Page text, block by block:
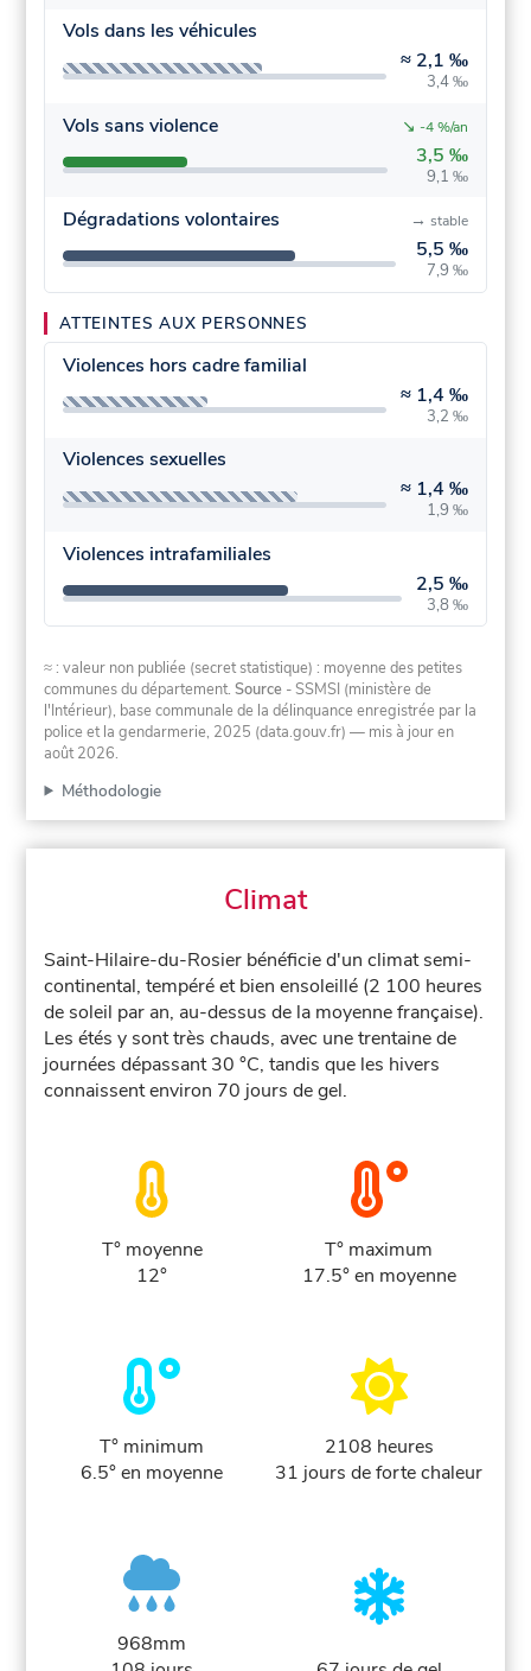
Vols dans les véhicules
≈ 2,1 ‰
3,4 ‰
Vols sans violence
3,5 ‰
9,1 ‰
↘ -4 %/an
Dégradations volontaires
5,5 ‰
7,9 ‰
→ stable
ATTEINTES AUX PERSONNES
Violences hors cadre familial
≈ 1,4 ‰
3,2 ‰
Violences sexuelles
≈ 1,4 ‰
1,9 ‰
Violences intrafamiliales
2,5 ‰
3,8 ‰
≈ : valeur non publiée (secret statistique) : moyenne des petites
communes du département.Source - SSMSI (ministère de
l'Intérieur), base communale de la délinquance enregistrée par la
police et la gendarmerie, 2025 (data.gouv.fr) — mis à jour en
août 2026.
Méthodologie
Climat
Saint-Hilaire-du-Rosier bénéficie d'un climat semi-
continental, tempéré et bien ensoleillé (2 100 heures
de soleil par an, au-dessus de la moyenne française).
Les étés y sont très chauds, avec une trentaine de
journées dépassant 30 °C, tandis que les hivers
connaissent environ 70 jours de gel.
T° moyenne
12°
T° maximum
17.5° en moyenne
T° minimum
6.5° en moyenne
2108 heures
31 jours de forte chaleur
968mm